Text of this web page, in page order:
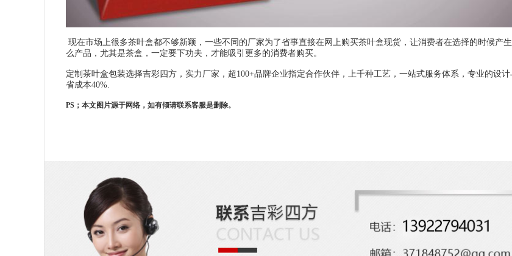
现在市场上很多茶叶盒都不够新颖，一些不同的厂家为了省事直接在网上购买茶叶盒现货，让消费者在选择的时候产
么产品，尤其是茶盒，一定要下功夫，才能吸引更多的消费者购买。
定制茶叶盒包装选择吉彩四方，实力厂家，超100+品牌企业指定合作伙伴，上千种工艺，一站式服务体系，专业的设
省成本40%.
PS；本文图片源于网络，如有倾请联系客服是删除。